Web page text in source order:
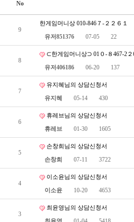
No
9
한게임머니상 010-846７-２２６１
유저851376
07-05 22
8
⊂한게임머니상⊃ 01０-８467-2２
유저406186
06-20 137
7
유지혜님의 상담신청서
유지혜
05-14 430
6
휴레브님의 상담신청서
휴레브
01-30 1605
5
손창희님의 상담신청서
손창희
07-11 3722
4
이소윤님의 상담신청서
이소윤
10-20 4653
3
최윤영님의 상담신청서